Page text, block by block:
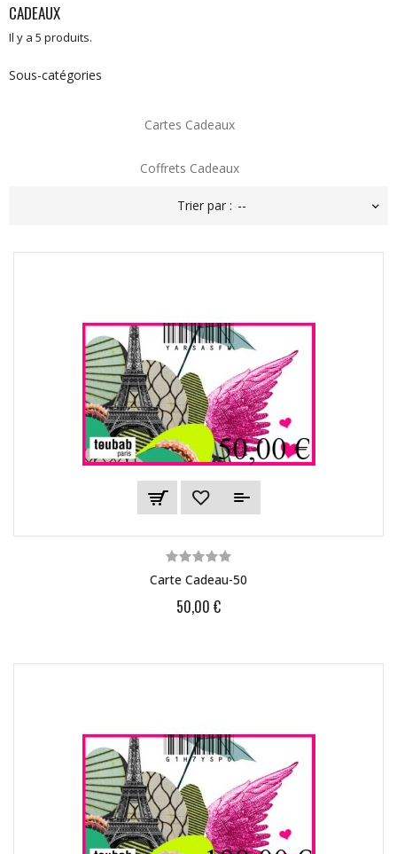
CADEAUX
Il y a 5 produits.
Sous-catégories
Cartes Cadeaux
Coffrets Cadeaux
Trier par :
Carte Cadeau-50
50,00 €